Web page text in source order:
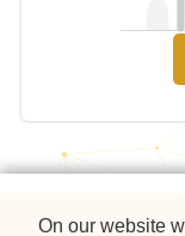
On our website